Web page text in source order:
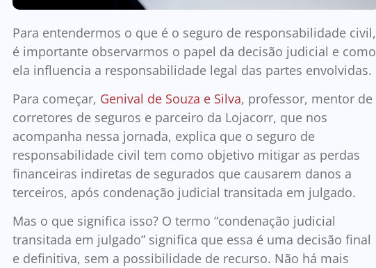
Para entendermos o que é o seguro de responsabilidade civil,
é importante observarmos o papel da decisão judicial e como
ela influencia a responsabilidade legal das partes envolvidas.
Para começar, Genival de Souza e Silva, professor, mentor de
corretores de seguros e parceiro da Lojacorr, que nos
acompanha nessa jornada, explica que o seguro de
responsabilidade civil tem como objetivo mitigar as perdas
financeiras indiretas de segurados que causarem danos a
terceiros, após condenação judicial transitada em julgado.
Mas o que significa isso? O termo “condenação judicial
transitada em julgado” significa que essa é uma decisão final
e definitiva, sem a possibilidade de recurso. Não há mais